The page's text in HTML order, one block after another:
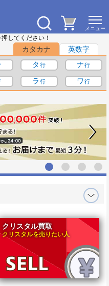
してください！
カタカナ
英数字
タ
ナ
ラ ワ
クリスタル買取
クリスタルを売りたい人